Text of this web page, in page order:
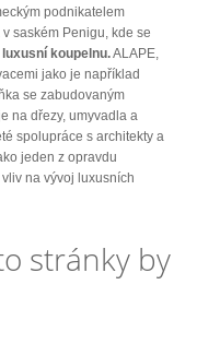
podnikatelem
saském Penigu, kde se
koupelnu.ALAPE,
jako je například
se zabudovaným
na dřezy, umyvadla a
spolupráce s architekty a
jeden z opravdu
na vývoj luxusních
stránky by